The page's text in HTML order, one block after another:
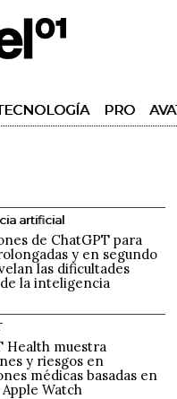
PRO
artificial
de ChatGPT para
y en segundo
las dificultades
la inteligencia
Health muestra
y riesgos en
médicas basadas en
Watch